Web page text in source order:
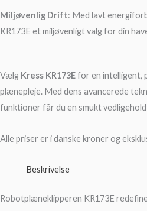
Miljøvenlig Drift: Med lavt
KR173E et miljøvenligt valg for din
Vælg Kress KR173Efor en intelligent,
plænepleje. Med dens avancerede
funktioner får du en smukt
Alle priser er i danske kroner og
Beskrivelse
Robotplæneklipperen KR173E